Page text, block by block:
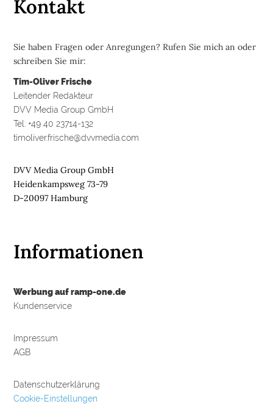
Kontakt
Sie haben Fragen oder Anregungen? Rufen Sie mich an oder
schreiben Sie mir:
Tim-Oliver Frische
Leitender Redakteur
DVV Media Group GmbH
Tel: +49 40 23714-132
timoliver.frische@dvvmedia.com
DVV Media Group GmbH
Heidenkampsweg 73-79
D-20097 Hamburg
Informationen
Werbung auf ramp-one.de
Kundenservice
Impressum
AGB
Datenschutzerklärung
Cookie-Einstellungen